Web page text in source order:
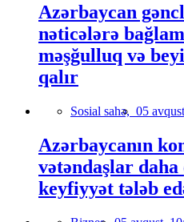
Azərbaycan
nəticələrə
məşğulluq və
qalır
Sosial sahə, 05
Azərbaycanın
vətəndaşlar
keyfiyyət tələb